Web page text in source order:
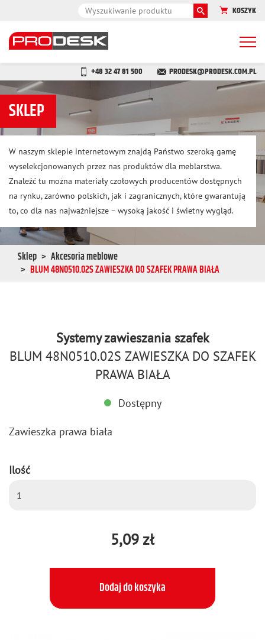
KOSZYK
+48 32 47 81 500 PRODESK@PRODESK.COM.PL
SKLEP
W naszym sklepie internetowym znajdą Państwo szeroką gamę
wyselekcjonowanych przez nas produktów dla meblarstwa.
Znaleźć tu można materiały czołowych producentów dostępnych
na rynku, zarówno polskich, jak i zagranicznych, które gwarantują
to, co dla nas najważniejsze – wysoką jakość i świetny wygląd.
Sklep
Akcesoria meblowe
BLUM 48N0510.02S ZAWIESZKA DO SZAFEK PRAWA BIAŁA
Systemy zawieszania szafek
BLUM 48N0510.02S ZAWIESZKA DO SZAFEK
PRAWA BIAŁA
Dostępny
Za­wiesz­ka prawa biała
Ilość
5,09 zł
Dodaj do koszyka